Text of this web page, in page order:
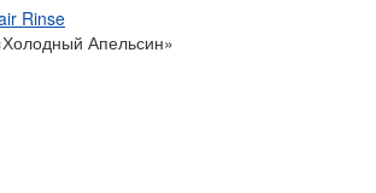
Rinse
Апельсин»